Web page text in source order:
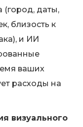
(город, даты,
близость к
и ИИ
ваших
расходы на
визуального